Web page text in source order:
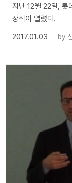
지난 12월 22일, 롯
상식이 열렸다.
2017.01.03
by